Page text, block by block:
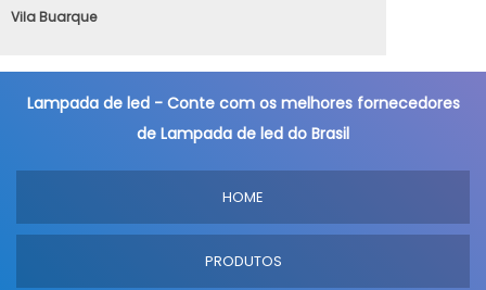
Vila Buarque
Lampada de led - Conte com os melhores fornecedores
de Lampada de led do Brasil
HOME
PRODUTOS